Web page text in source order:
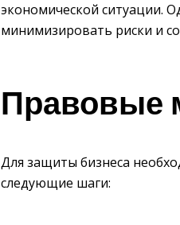
экономической ситуации.
минимизировать риски и
Правовые
Для защиты бизнеса
следующие шаги: